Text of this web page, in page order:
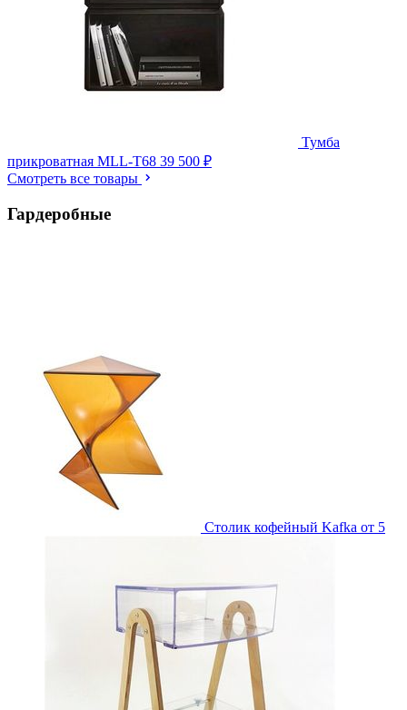
Тумба
прикроватная MLL-T68 39 500 ₽
Смотреть все товары
Гардеробные
Столик кофейный Kafka от 5